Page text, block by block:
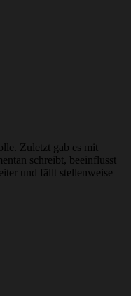
Zuletzt gab es mit
schreibt, beeinflusst
und fällt stellenweise